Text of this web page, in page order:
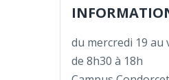
du mercredi 19 au
de 8h30 à 18h